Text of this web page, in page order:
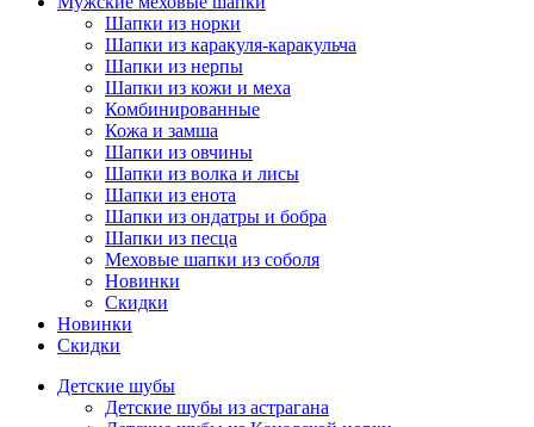
Шапки из норки
Шапки из каракуля-каракульча
Шапки из нерпы
Шапки из кожи и меха
Комбинированные
Кожа и замша
Шапки из овчины
Шапки из волка и лисы
Шапки из енота
Шапки из ондатры и бобра
Шапки из песца
Меховые шапки из соболя
Новинки
Скидки
Новинки
Скидки
Детские шубы
Детские шубы из астрагана